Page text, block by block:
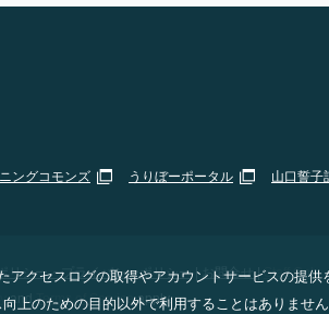
ングコモンズ うりぼーポータル 山口誓子
リシー・プライバシーポリシー| お問合せ |Staff Only
andTerms of Serviceapply.
クセスログの取得やアカウントサービスの提供
上のための目的以外で利用することはありません